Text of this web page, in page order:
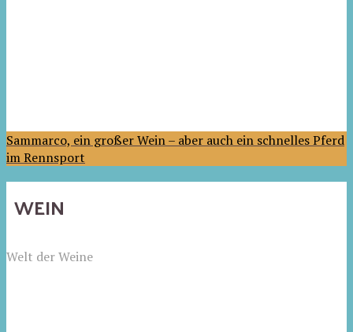
Sammarco, ein großer Wein – aber auch ein schnelles Pferd
im Rennsport
WEIN
Welt der Weine